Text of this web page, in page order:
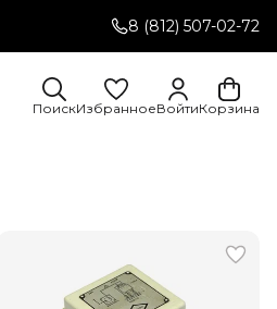
8 (812) 507-02-72
ПоискИзбранноеВойтиКорзина